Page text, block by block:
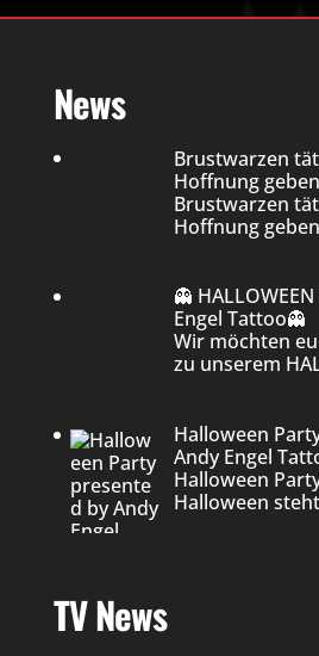
News
Brustwarzen
Hoffnung
Brustwarzen
Hoffnung
👻
Engel Tattoo👻
Wir möchten
zu unserem
Halloween
Andy Engel
Halloween
Halloween
TV News